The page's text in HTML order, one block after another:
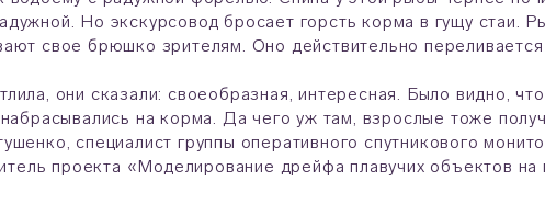
Но экскурсовод бросает горсть корма в гущу стаи.
свое брюшко зрителям. Оно действительно
они сказали: своеобразная, интересная. Было видно,
на корма. Да чего уж там, взрослые тоже
специалист группы оперативного спутникового
проекта «Моделирование дрейфа плавучих объектов на